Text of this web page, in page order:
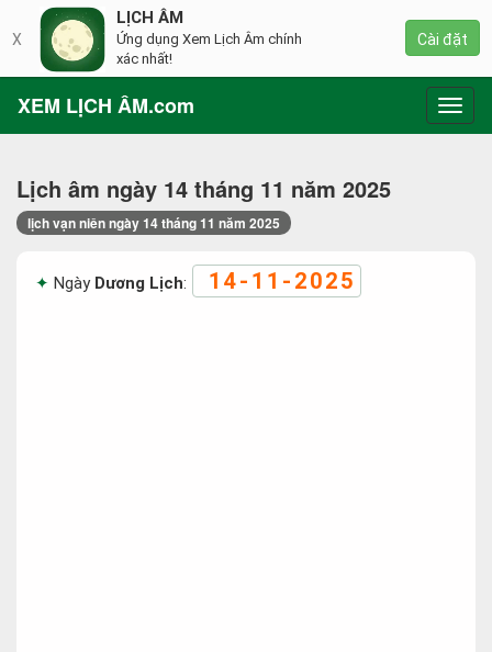
XEM LỊCH ÂM.com
Lịch âm ngày 14 tháng 11 năm 2025
lịch vạn niên ngày 14 tháng 11 năm 2025
Ngày Dương Lịch: 14-11-2025
X
LỊCH ÂM
Ứng dụng Xem Lịch Âm chính
xác nhất!
Cài đặt